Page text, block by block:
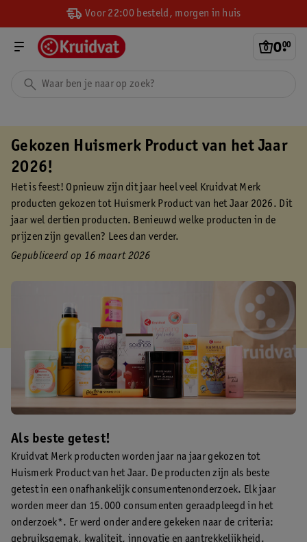
Voor 22:00 besteld, morgen in huis
0.
00
Gekozen Huismerk Product van het Jaar
2026!
Het is feest! Opnieuw zijn dit jaar heel veel Kruidvat Merk
producten gekozen tot Huismerk Product van het Jaar 2026. Dit
jaar wel dertien producten. Benieuwd welke producten in de
prijzen zijn gevallen? Lees dan verder.
Gepubliceerd op 16 maart 2026
Als beste getest!
Kruidvat Merk producten worden jaar na jaar gekozen tot
Huismerk Product van het Jaar. De producten zijn als beste
getest in een onafhankelijk consumentenonderzoek. Elk jaar
worden meer dan 15.000 consumenten geraadpleegd in het
onderzoek*. Er werd onder andere gekeken naar de criteria:
gebruiksgemak, kwaliteit, innovatie en aantrekkelijkheid.